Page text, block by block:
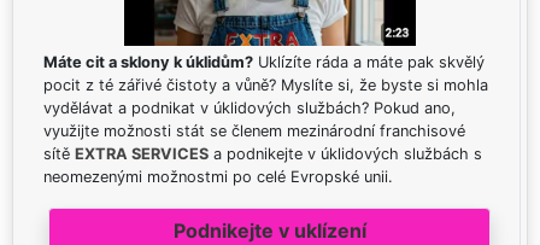
Máte cit a sklony k úklidům? Uklízíte ráda a máte pak skvělý
pocit z té zářivé čistoty a vůně? Myslíte si, že byste si mohla
vydělávat a podnikat v úklidových službách? Pokud ano,
využijte možnosti stát se členem mezinárodní franchisové
sítě EXTRA SERVICES a podnikejte v úklidových službách s
neomezenými možnostmi po celé Evropské unii.
Podnikejte v uklízení